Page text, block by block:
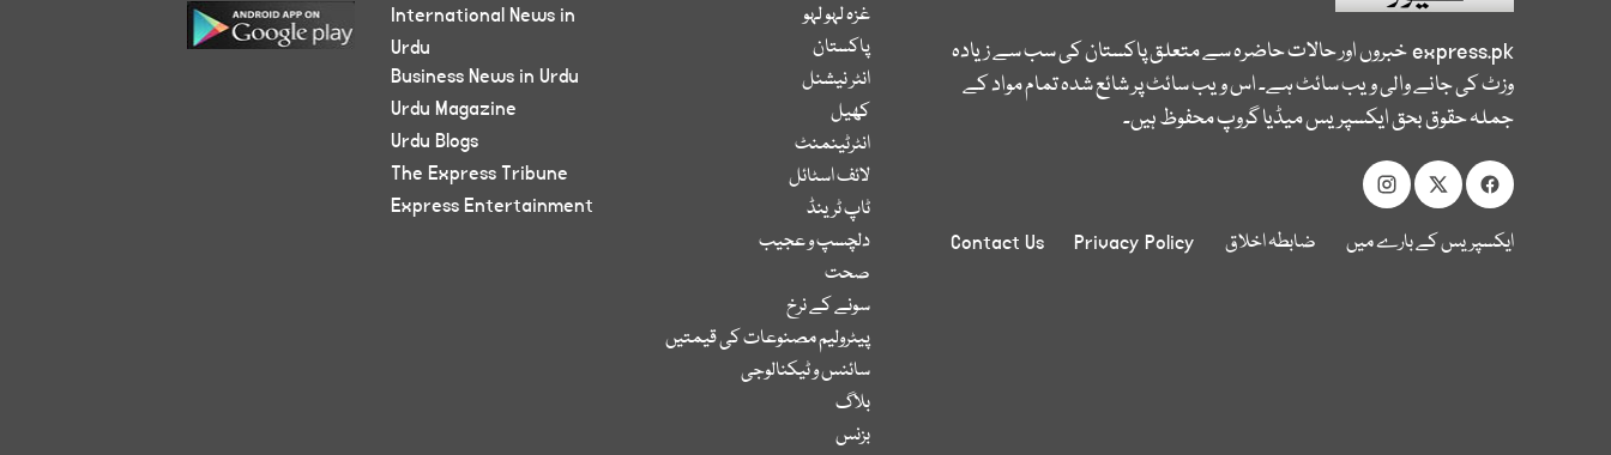
express.pkخبروں اور حالات حاضرہ سے متعلق پاکستان کی سب سے زیادہ
وزٹ کی جانے والی ویب سائٹ ہے۔ اس ویب سائٹ پر شائع شدہ تمام مواد کے
جملہ حقوق بحق ایکسپریس میڈیا گروپ محفوظ ہیں۔
ایکسپریس کے بارے میں ضابطہ اخلاق Privacy Policy
Contact Us
غزہ لہو لہو
پاکستان
انٹر نیشنل
کھیل
انٹرٹینمنٹ
لائف اسٹائل
ٹاپ ٹرینڈ
دلچسپ و عجیب
صحت
سونے کے نرخ
پیٹرولیم مصنوعات کی قیمتیں
سائنس و ٹیکنالوجی
بلاگ
بزنس
International News in
Urdu
Business News in Urdu
Urdu Magazine
Urdu Blogs
The Express Tribune
Express Entertainment